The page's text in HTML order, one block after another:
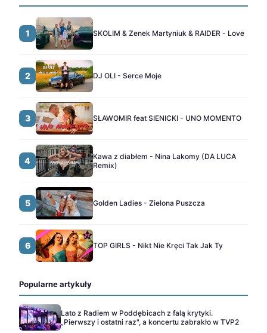
1 SKOLIM & Zenek Martyniuk & RAIDER - Love
2 DJ OLI - Serce Moje
3 SŁAWOMIR feat SIENICKI - UNO MOMENTO
4
Kawa z diabłem - Nina Lakomy (DA LUCA
Remix)
5 Golden Ladies - Zielona Puszcza
6 TOP GIRLS - Nikt Nie Kręci Tak Jak Ty
Popularne artykuły
Lato z Radiem w Poddębicach z falą krytyki.
„Pierwszy i ostatni raz", a koncertu zabrakło w TVP2